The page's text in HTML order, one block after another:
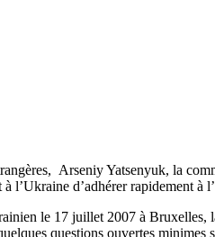
Arseniy Yatsenyuk, la
l’Ukraine d’adhérer rapidement
le 17 juillet 2007 à
questions ouvertes